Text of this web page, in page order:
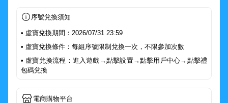
序號兌換須知
• 虛寶兌換期間：2026/07/31 23:59
• 虛寶兌換條件：每組序號限制兌換一次，不限參加次數
• 虛寶兌換流程：進入遊戲→點擊設置→點擊用戶中心→點擊禮
包碼兌換
電商購物平台